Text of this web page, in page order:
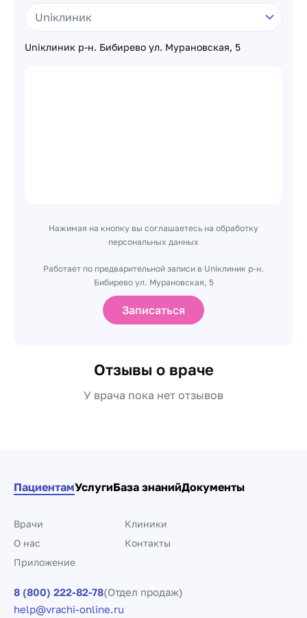
Uniклиник р-н. Бибирево ул. Мурановская, 5
Нажимая на кнопку вы соглашаетесь на обработку
персональных данных
Работает по предварительной записи в Uniклиник р-н.
Бибирево ул. Мурановская, 5
Записаться
Отзывы о враче
У врача пока нет отзывов
ПациентамУслугиБаза знанийДокументы
Врачи
Клиники
О нас
Контакты
Приложение
8 (800) 222-82-78(Отдел продаж)
help@vrachi-online.ru